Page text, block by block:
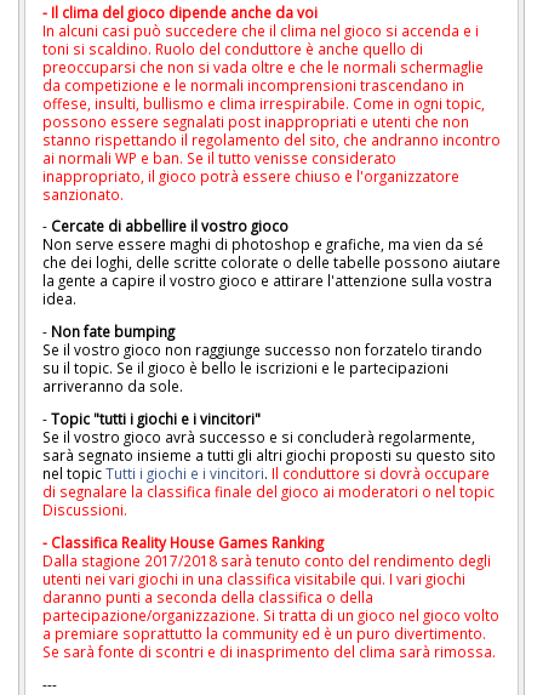
- Il clima del gioco dipende anche da voi
In alcuni casi può succedere che il clima nel gioco si accenda e i
toni si scaldino. Ruolo del conduttore è anche quello di
preoccuparsi che non si vada oltre e che le normali schermaglie
da competizione e le normali incomprensioni trascendano in
offese, insulti, bullismo e clima irrespirabile. Come in ogni topic,
possono essere segnalati post inappropriati e utenti che non
stanno rispettando il regolamento del sito, che andranno incontro
ai normali WP e ban. Se il tutto venisse considerato
inappropriato, il gioco potrà essere chiuso e l'organizzatore
sanzionato.
- Cercate di abbellire il vostro gioco
Non serve essere maghi di photoshop e grafiche, ma vien da sé
che dei loghi, delle scritte colorate o delle tabelle possono aiutare
la gente a capire il vostro gioco e attirare l'attenzione sulla vostra
idea.
- Non fate bumping
Se il vostro gioco non raggiunge successo non forzatelo tirando
su il topic. Se il gioco è bello le iscrizioni e le partecipazioni
arriveranno da sole.
-Topic "tutti i giochi e i vincitori"
Se il vostro gioco avrà successo e si concluderà regolarmente,
sarà segnato insieme a tutti gli altri giochi proposti su questo sito
nel topicTutti i giochi e i vincitori. Il conduttore si dovrà occupare
di segnalare la classifica finale del gioco ai moderatori o nel topic
Discussioni.
- Classifica Reality House Games Ranking
Dalla stagione 2017/2018 sarà tenuto conto del rendimento degli
utenti nei vari giochi in una classifica visitabile qui. I vari giochi
daranno punti a seconda della classifica o della
partecipazione/organizzazione. Si tratta di un gioco nel gioco volto
a premiare soprattutto la community ed è un puro divertimento.
Se sarà fonte di scontri e di inasprimento del clima sarà rimossa.
---